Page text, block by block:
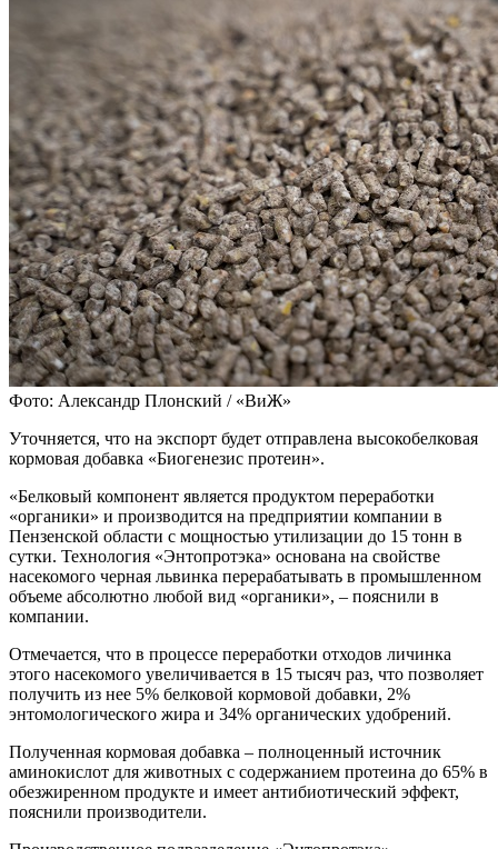
Фото: Александр Плонский / «ВиЖ»
Уточняется, что на экспорт будет отправлена высокобелковая
кормовая добавка «Биогенезис протеин».
«Белковый компонент является продуктом переработки
«органики» и производится на предприятии компании в
Пензенской области с мощностью утилизации до 15 тонн в
сутки. Технология «Энтопротэка» основана на свойстве
насекомого черная львинка перерабатывать в промышленном
объеме абсолютно любой вид «органики», – пояснили в
компании.
Отмечается, что в процессе переработки отходов личинка
этого насекомого увеличивается в 15 тысяч раз, что позволяет
получить из нее 5% белковой кормовой добавки, 2%
энтомологического жира и 34% органических удобрений.
Полученная кормовая добавка – полноценный источник
аминокислот для животных с содержанием протеина до 65% в
обезжиренном продукте и имеет антибиотический эффект,
пояснили производители.